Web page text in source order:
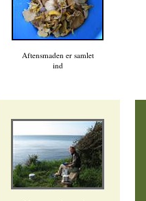
Aftensmaden er samlet
ind